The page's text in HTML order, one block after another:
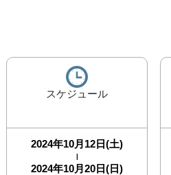
スケジュール
2024年10月12日(土)
|
2024年10月20日(日)